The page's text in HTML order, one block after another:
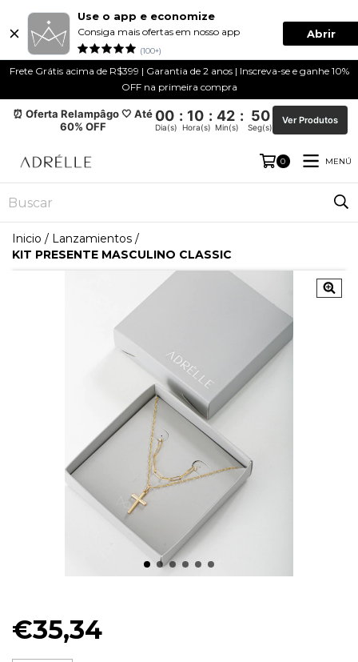
Use o app e economize
Consiga mais ofertas em nosso app
(100+)
Abrir
Frete Grátis acima de R$399 | Garantia de 2 anos | Inscreva-se e ganhe 10%
OFF na primeira compra
⏰ Oferta Relampâgo 🤍 Até
60% OFF
00 : 10 : 42 : 50
Dia(s) Hora(s) Min(s) Seg(s)
Ver Produtos
0 MENÚ
Inicio / Lanzamientos /
KIT PRESENTE MASCULINO CLASSIC
€35,34